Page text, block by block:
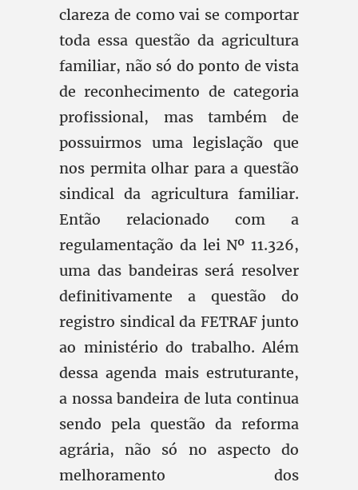
clareza de como vai se comportar
toda essa questão da agricultura
familiar, não só do ponto de vista
de reconhecimento de categoria
profissional, mas também de
possuirmos uma legislação que
nos permita olhar para a questão
sindical da agricultura familiar.
Então relacionado com a
regulamentação da lei Nº 11.326,
uma das bandeiras será resolver
definitivamente a questão do
registro sindical da FETRAF junto
ao ministério do trabalho. Além
dessa agenda mais estruturante,
a nossa bandeira de luta continua
sendo pela questão da reforma
agrária, não só no aspecto do
melhoramento dos